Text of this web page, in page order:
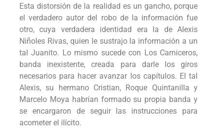
Esta distorsión de la realidad es un gancho, porque
el verdadero autor del robo de la información fue
otro, cuya verdadera identidad era la de Alexis
Niñoles Rivas, quien le sustrajo la información a un
tal Juanito. Lo mismo sucede con Los Carniceros,
banda inexistente, creada para darle los giros
necesarios para hacer avanzar los capítulos. El tal
Alexis, su hermano Cristian, Roque Quintanilla y
Marcelo Moya habrían formado su propia banda y
se encargaron de seguir las instrucciones para
acometer el ilícito.